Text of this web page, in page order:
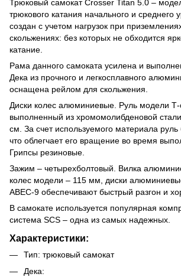
Трюковый самокат Crosser Titan 5.0 –
трюкового катания начального и среднего
создан с учетом нагрузок при
скольжениях: без которых не обходится
катание.
Рама данного самоката усилена и
Дека из прочного и легкосплавного
оснащена рейлом для скольжения.
Диски колес алюминиевые. Руль модели Т-
выполненный из хромомолибденовой
см. За счет используемого материала руль
что облегчает его вращение во время
Грипсы резиновые.
Зажим – четырехболтовый. Вилка
колес модели – 115 мм, диски
ABEC-9 обеспечивают быстрый разгон и
В самокате используется популярная
система SCS – одна из самых надежных.
Характеристики:
Тип: трюковый самокат
Дека: